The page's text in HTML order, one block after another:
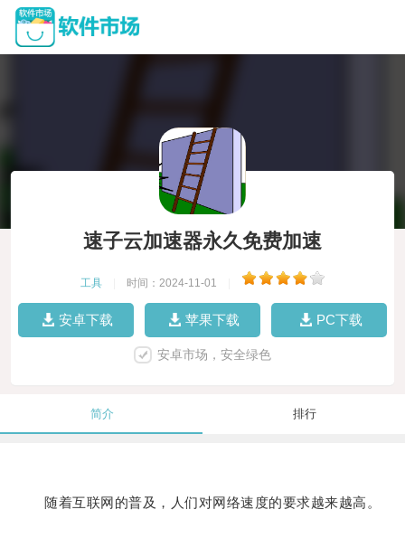
速子云加速器永久免费加速
工具 时间：2024-11-01
安卓下载 苹果下载 PC下载
安卓市场，安全绿色
简介 排行
随着互联网的普及，人们对网络速度的要求越来越高。